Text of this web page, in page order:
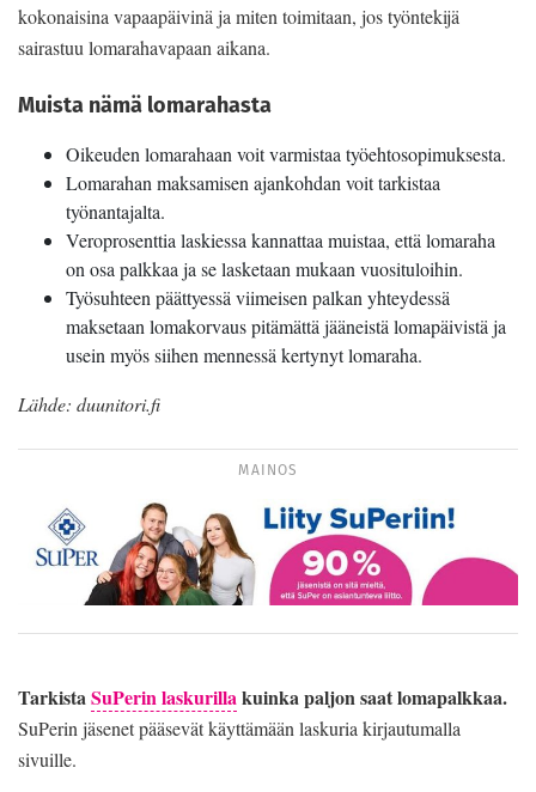
kokonaisina vapaapäivinä ja miten toimitaan, jos työntekijä
sairastuu lomarahavapaan aikana.
Muista nämä lomarahasta
Oikeuden lomarahaan voit varmistaa työehtosopimuksesta.
Lomarahan maksamisen ajankohdan voit tarkistaa
työnantajalta.
Veroprosenttia laskiessa kannattaa muistaa, että lomaraha
on osa palkkaa ja se lasketaan mukaan vuosituloihin.
Työsuhteen päättyessä viimeisen palkan yhteydessä
maksetaan lomakorvaus pitämättä jääneistä lomapäivistä ja
usein myös siihen mennessä kertynyt lomaraha.
Lähde: duunitori.fi
MAINOS
TarkistaSuPerin laskurillakuinka paljon saat lomapalkkaa.
SuPerin jäsenet pääsevät käyttämään laskuria kirjautumalla
sivuille.